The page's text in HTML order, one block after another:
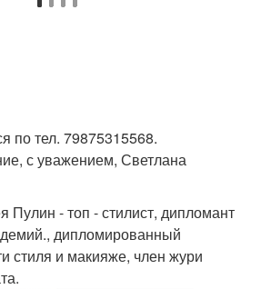
по тел. 79875315568.
с уважением, Светлана
Пулин - топ - стилист, дипломант
дипломированный
стиля и макияже, член жури